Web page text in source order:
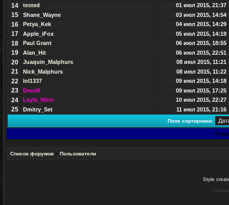
14 tested 01 июл 2015, 21:37
15 Shane_Wayne 03 июл 2015, 14:54
16 Petya_Kek 04 июл 2015, 14:29
17 Apple_iFox 05 июл 2015, 14:19
18 Paul Grant 06 июл 2015, 18:55
19 Alan_Hit 06 июл 2015, 22:51
20 Juaquin_Malphurs 08 июл 2015, 11:21
21 Nick_Malphurs 08 июл 2015, 11:22
22 lol1337 09 июл 2015, 14:18
23 DronR 09 июл 2015, 17:25
24 Leyla_Winx 10 июл 2015, 22:27
25 Dmitry_Set 11 июл 2015, 21:16
Поле сортировки:
Список форумов » Пользователи
Style